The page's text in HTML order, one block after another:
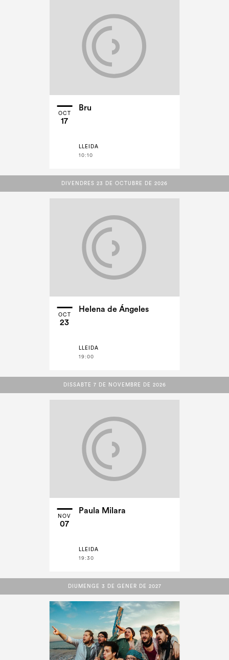
OCT
17
Bru
LLEIDA
10:10
DIVENDRES 23 DE OCTUBRE DE 2026
DIVENDRES 23 DE OCTUBRE DE 2026
OCT
23
Helena de Ángeles
LLEIDA
19:00
DISSABTE 7 DE NOVEMBRE DE 2026
DISSABTE 7 DE NOVEMBRE DE 2026
NOV
07
Paula Milara
LLEIDA
19:30
DIUMENGE 3 DE GENER DE 2027
DIUMENGE 3 DE GENER DE 2027